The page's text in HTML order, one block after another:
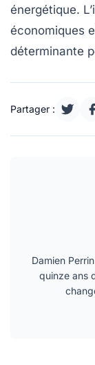
énergétique.
économiques
déterminante
Partager :
Damien
quinze ans